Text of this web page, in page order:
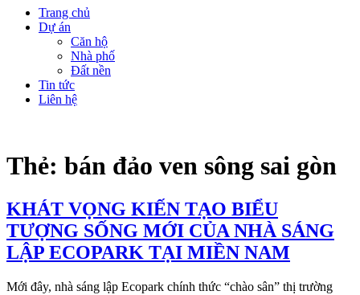
Trang chủ
Dự án
Căn hộ
Nhà phố
Đất nền
Tin tức
Liên hệ
Thẻ: bán đảo ven sông sai gòn
KHÁT VỌNG KIẾN TẠO BIỂU
TƯỢNG SỐNG MỚI CỦA NHÀ SÁNG
LẬP ECOPARK TẠI MIỀN NAM
Mới đây, nhà sáng lập Ecopark chính thức “chào sân” thị trường